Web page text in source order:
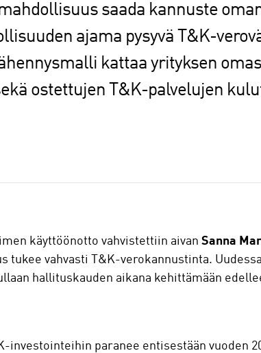
saada kannuste
ajama pysyvä T&K-
kattaa yrityksen
ostettujen T&K-palvelujen
käyttöönotto vahvistettiin aivan Sanna
tukee vahvasti T&K-verokannustinta.
hallituskauden aikana kehittämään
investointeihin paranee entisestään vuoden